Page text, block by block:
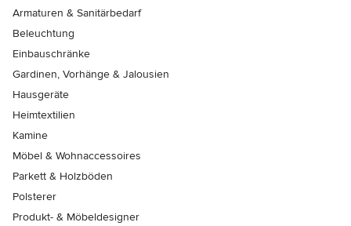
Armaturen & Sanitärbedarf
Beleuchtung
Einbauschränke
Gardinen, Vorhänge & Jalousien
Hausgeräte
Heimtextilien
Kamine
Möbel & Wohnaccessoires
Parkett & Holzböden
Polsterer
Produkt- & Möbeldesigner